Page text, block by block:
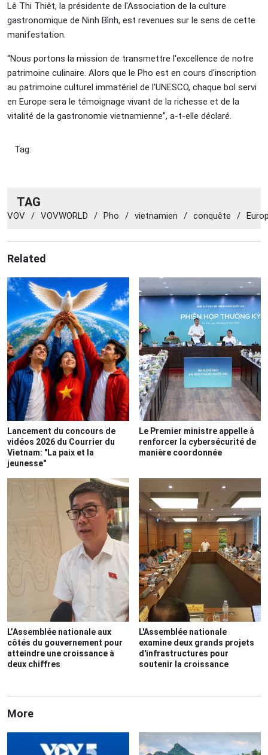
Lê Thi Thiêt, la présidente de l'Association de la culture
gastronomique de Ninh Bình, est revenues sur le sens de cette
manifestation.
“Nous portons la mission de transmettre l'excellence de notre
patrimoine culinaire. Alors que le Pho est en cours d'inscription
au patrimoine culturel immatériel de l'UNESCO, chaque bol servi
en Europe sera le témoignage vivant de la richesse et de la
vitalité de la gastronomie vietnamienne”, a-t-elle déclaré.
Tag:
TAG
VOV / VOVWORLD / Pho / vietnamien / conquête /
Related
Lancement du concours de
vidéos 2026 du Courrier du
Vietnam: "La paix et la
jeunesse"
Le Premier ministre appelle à
renforcer la cybersécurité de
manière coordonnée
L’Assemblée nationale aux
côtés du gouvernement pour
atteindre une croissance à
deux chiffres
L'Assemblée nationale
examine deux grands projets
d'infrastructures pour
soutenir la croissance
More